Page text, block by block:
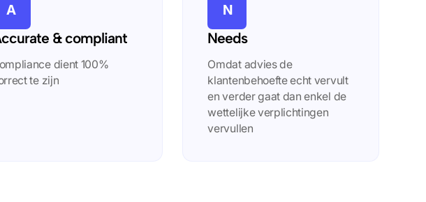
A
& compliant
dient 100%
te zijn
N
Needs
Omdat advies de
klantenbehoefte echt vervult
en verder gaat dan enkel de
wettelijke verplichtingen
vervullen